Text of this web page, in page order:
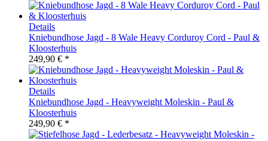
Details
Kniebundhose Jagd - 8 Wale Heavy Corduroy Cord - Paul &
Kloosterhuis
249,90 € *
Details
Kniebundhose Jagd - Heavyweight Moleskin - Paul &
Kloosterhuis
249,90 € *